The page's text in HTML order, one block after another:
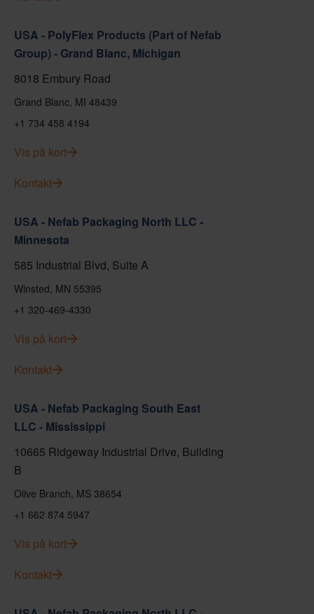
USA - PolyFlex Products (Part of Nefab
Group) - Grand Blanc, Michigan
8018 Embury Road
Grand Blanc, MI 48439
+1 734 458 4194
Vis på kort
Kontakt
USA - Nefab Packaging North LLC -
Minnesota
585 Industrial Blvd, Suite A
Winsted, MN 55395
+1 320-469-4330
Vis på kort
Kontakt
USA - Nefab Packaging South East
LLC - Mississippi
10665 Ridgeway Industrial Drive, Building
B
Olive Branch, MS 38654
+1 662 874 5947
Vis på kort
Kontakt